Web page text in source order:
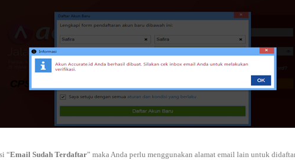
“Email Sudah Terdaftar” maka Anda perlu menggunakan alamat email lain untuk